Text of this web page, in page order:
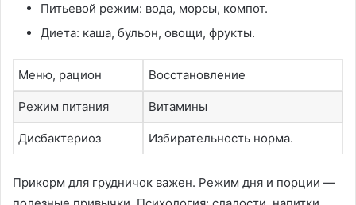
Питьевой режим: вода, морсы, компот.
Диета: каша, бульон, овощи, фрукты.
Меню, рацион Восстановление
Режим питания Витамины
Дисбактериоз Избирательность норма.
Прикорм для грудничок важен. Режим дня и порции —